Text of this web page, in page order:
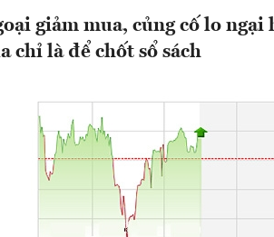
giảm mua, củng cố lo ngại
chỉ là để chốt sổ sách